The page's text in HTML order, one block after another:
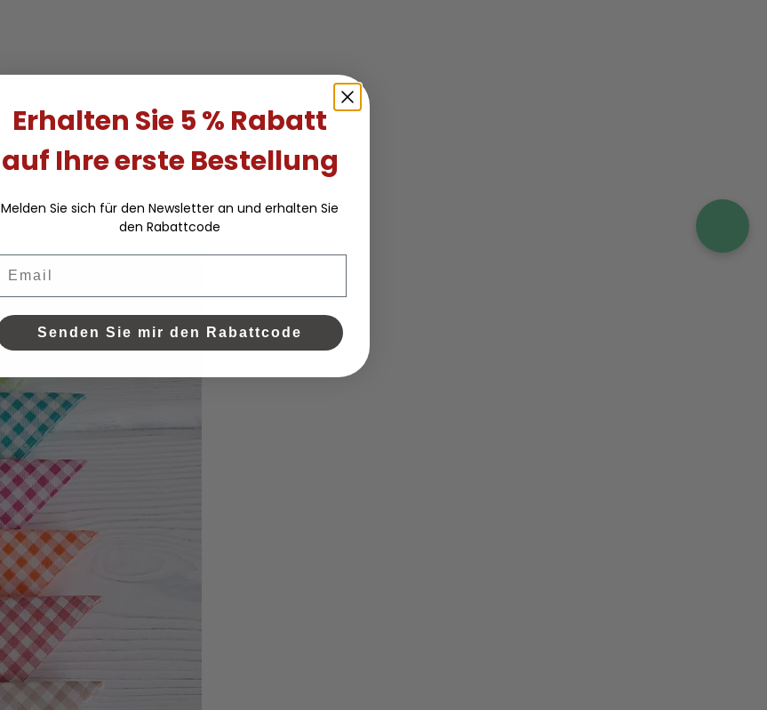
Erhalten Sie 5 % Rabatt
auf Ihre erste Bestellung
Melden Sie sich für den Newsletter an und erhalten Sie
den Rabattcode
Senden Sie mir den Rabattcode